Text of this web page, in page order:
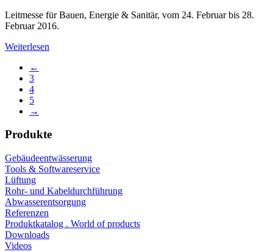
Leitmesse für Bauen, Energie & Sanitär, vom 24. Februar bis 28.
Februar 2016.
Weiterlesen
←
3
4
5
→
Produkte
Gebäudeentwässerung
Tools & Softwareservice
Lüftung
Rohr- und Kabeldurchführung
Abwasserentsorgung
Referenzen
Produktkatalog . World of products
Downloads
Videos